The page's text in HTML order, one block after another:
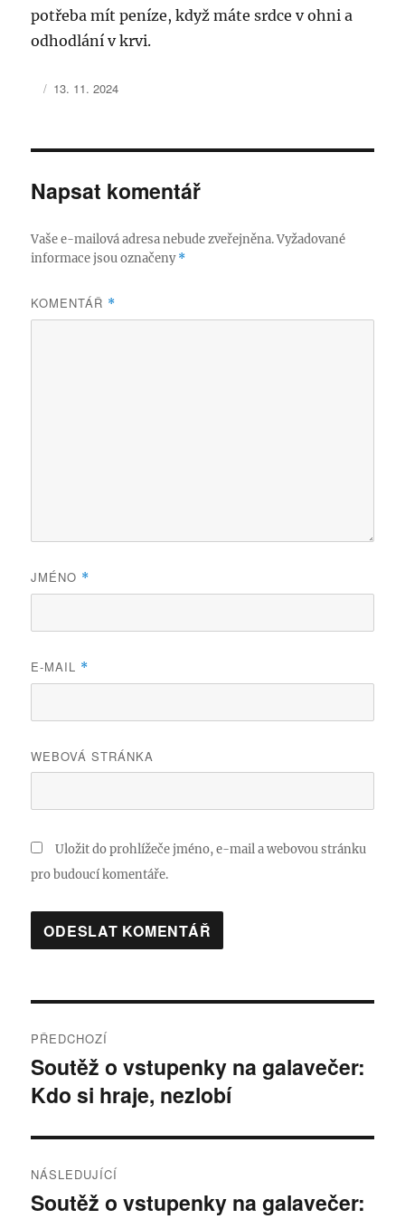
potřeba mít peníze, když máte srdce v ohni a
odhodlání v krvi.
Autor:Publikováno:
13. 11. 2024
Napsat komentář
Vaše e-mailová adresa nebude zveřejněna. Vyžadované
informace jsou označeny*
KOMENTÁŘ *
JMÉNO *
E-MAIL *
WEBOVÁ STRÁNKA
Uložit do prohlížeče jméno, e-mail a webovou stránku
pro budoucí komentáře.
pro
příspěvek
PŘEDCHOZÍ
Předchozí
příspěvek:
Soutěž o vstupenky na galavečer:
Kdo si hraje, nezlobí
NÁSLEDUJÍCÍ
Následující
Soutěž o vstupenky na galavečer: